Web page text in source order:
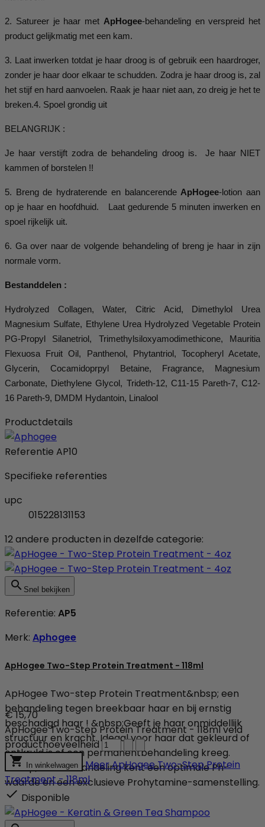
2. Satureer je haar met ApHogee-behandeling en verspreid het
product gelijkmatig met een kam.
3. Laat inwerken totdat je haar droog is of gebruik een haardroger,
zonder je haar door elkaar te schudden. Zodra je haar droog is, zal
het stijf en hard aanvoelen. Raak je haar niet aan, zo dreig je het te
breken.4. Spoel grondig uit
BELANGRIJK :
Je haar verstijft zodra de behandeling droog is. Je haar NIET
kammen of borstelen !!
5. Breng de hydraterende en balancerendeApHogee-lotion aan
op je haar en hoofdhuid. Laat gedurende 5 minuten inwerken en
spoel rijkelijk uit.
6. Ga over naar de volgende behandeling of breng je haar in zijn
normale vorm.
Bestanddelen :
Hydrolyzed Collagen, Water, Citric Acid, Dimethylol Urea
Magnesium Sulfate, Ethylene Urea Hydrolyzed Vegetable Protein
PG-Propyl Silanetriol, Trimethylsiloxyamodimethicone, Mauritia
Flexuosa Fruit Oil, Panthenol, Phytantriol, Tocopheryl Acetate,
Glycerin, Cocamidoprpyl Betaine, Fragrance, Magnesium
Carbonate, Diethylene Glycol, Trideth-12, C11-15 Pareth-7, C12-
16 Pareth-9, DMDM Hydantoin, Linalool
Productdetails
Referentie AP10
Specifieke referenties
upc
015228131153
12 andere producten in dezelfde categorie:
 Snel bekijken
Referentie: AP5
Merk: Aphogee
ApHogee Two-Step Protein Treatment - 118ml
ApHogee Two-step Protein Treatment&nbsp; een
behandeling tegen breekbaar haar en bij ernstig
beschadigd haar ! &nbsp;Geeft je haar onmiddellijk
structuur en kracht. Ideaal voor haar dat gekleurd of
ontkruld is of een permanentbehandeling kreeg.
&nbsp;Deze behandeling kent een optimale Ph-
waarde en een exclusieve Prohytamine-samenstelling.
€ 15,70
ApHogee Two-Step Protein Treatment - 118ml veld
producthoeveelheid
 In winkelwagen MeerApHogee Two-Step Protein
Treatment - 118ml
 Disponible